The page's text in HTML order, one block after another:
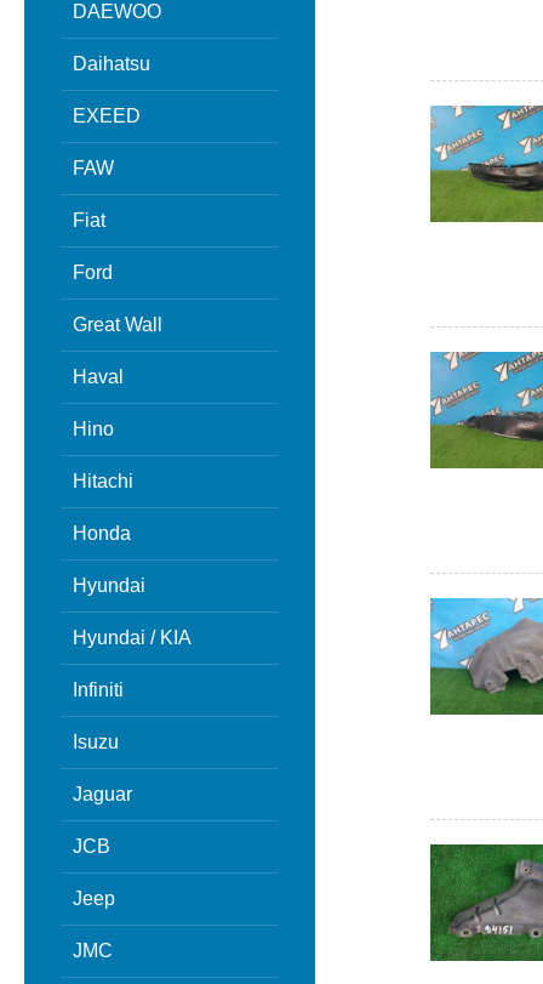
DAEWOO
Daihatsu
EXEED
FAW
Fiat
Ford
Great Wall
Haval
Hino
Hitachi
Honda
Hyundai
Hyundai / KIA
Infiniti
Isuzu
Jaguar
JCB
Jeep
JMC